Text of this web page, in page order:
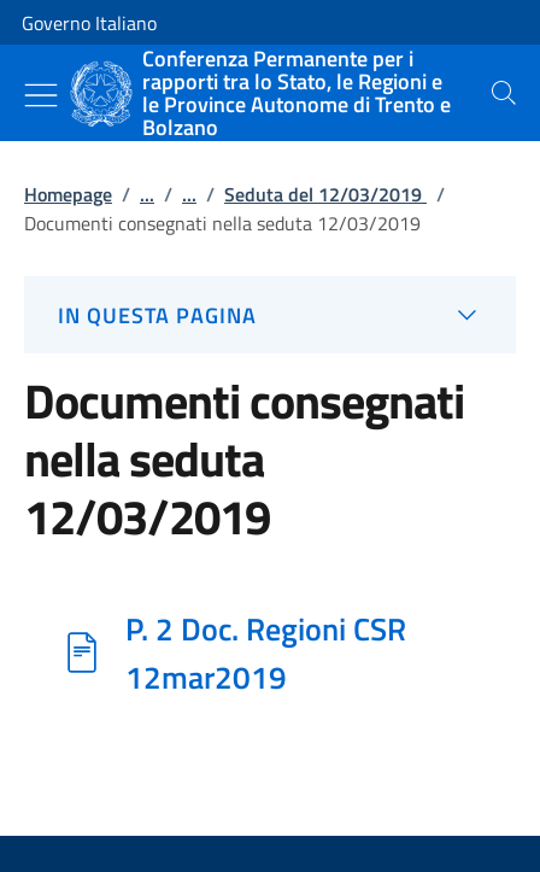
Vai al contenuto
Vai alla navigazione del sito
Governo Italiano
Conferenza Permanente per i
rapporti tra lo Stato, le Regioni e
le Province Autonome di Trento e
Bolzano
Cerca
Homepage / ... / ... / Seduta del 12/03/2019 /
Documenti consegnati nella seduta 12/03/2019
IN QUESTA PAGINA
Documenti consegnati
nella seduta
12/03/2019
P. 2 Doc. Regioni CSR
12mar2019